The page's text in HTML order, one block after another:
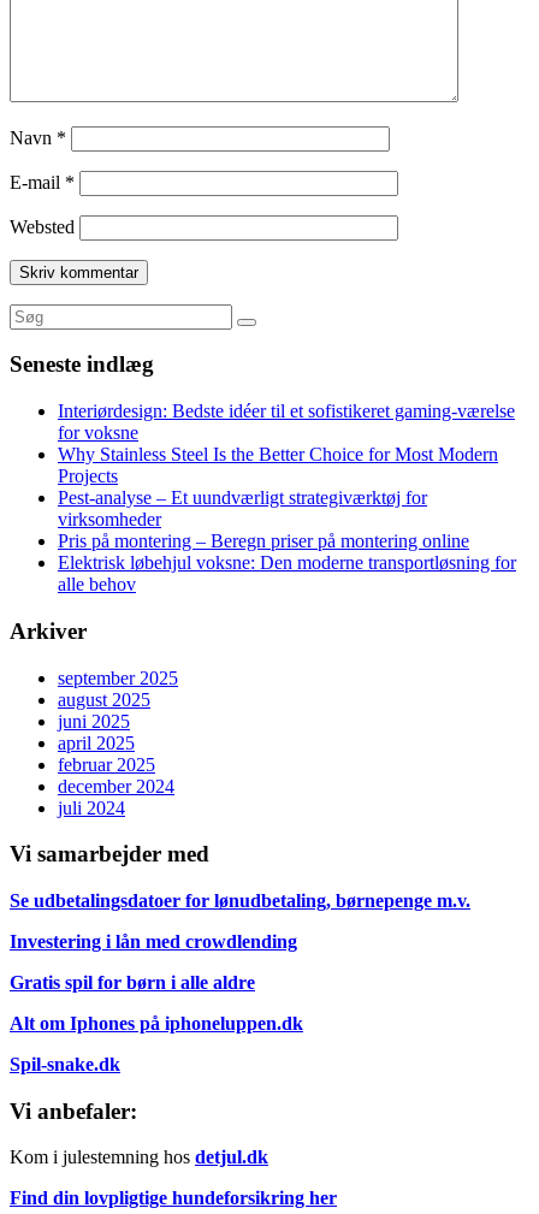
Navn *
E-mail *
Websted
Seneste indlæg
Interiørdesign: Bedste idéer til et sofistikeret gaming-værelse
for voksne
Why Stainless Steel Is the Better Choice for Most Modern
Projects
Pest-analyse – Et uundværligt strategiværktøj for
virksomheder
Pris på montering – Beregn priser på montering online
Elektrisk løbehjul voksne: Den moderne transportløsning for
alle behov
Arkiver
september 2025
august 2025
juni 2025
april 2025
februar 2025
december 2024
juli 2024
Vi samarbejder med
Se udbetalingsdatoer for lønudbetaling, børnepenge m.v.
Investering i lån med crowdlending
Gratis spil for børn i alle aldre
Alt om Iphones på iphoneluppen.dk
Spil-snake.dk
Vi anbefaler:
Kom i julestemning hos detjul.dk
Find din lovpligtige hundeforsikring her